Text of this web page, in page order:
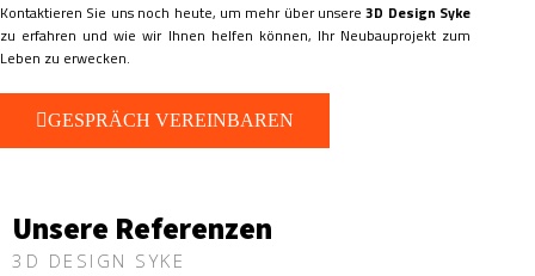
Kontaktieren Sie uns noch heute, um mehr über unsere3D Design Syke
zu erfahren und wie wir Ihnen helfen können, Ihr Neubauprojekt zum
Leben zu erwecken.
GESPRÄCH VEREINBAREN
Unsere Referenzen
3D DESIGN SYKE